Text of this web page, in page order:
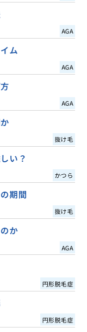
AGA
ム
AGA
AGA
抜け毛
い？
かつら
期間
抜け毛
か
AGA
円形脱毛症
円形脱毛症